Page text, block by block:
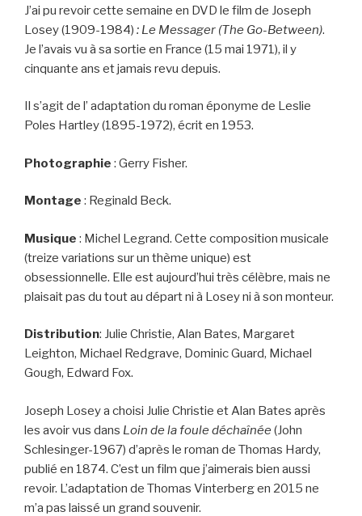
J’ai pu revoir cette semaine en DVD le film de Joseph
Losey (1909-1984) : Le Messager (The Go-Between).
Je l’avais vu à sa sortie en France (15 mai 1971), il y
cinquante ans et jamais revu depuis.
Il s’agit de l’ adaptation du roman éponyme de Leslie
Poles Hartley (1895-1972), écrit en 1953.
Photographie : Gerry Fisher.
Montage : Reginald Beck.
Musique : Michel Legrand. Cette composition musicale
(treize variations sur un thème unique) est
obsessionnelle. Elle est aujourd’hui très célèbre, mais ne
plaisait pas du tout au départ ni à Losey ni à son monteur.
Distribution: Julie Christie, Alan Bates, Margaret
Leighton, Michael Redgrave, Dominic Guard, Michael
Gough, Edward Fox.
Joseph Losey a choisi Julie Christie et Alan Bates après
les avoir vus dans Loin de la foule déchaînée (John
Schlesinger-1967) d’après le roman de Thomas Hardy,
publié en 1874. C’est un film que j’aimerais bien aussi
revoir. L’adaptation de Thomas Vinterberg en 2015 ne
m’a pas laissé un grand souvenir.